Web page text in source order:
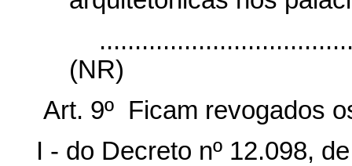
(NR)
Art. 9º Ficam revogados
I - do Decreto nº 12.098,